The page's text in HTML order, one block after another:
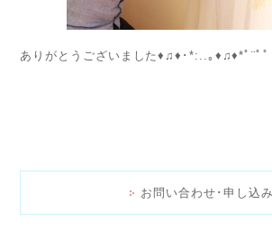
ありがとうございました♦♫♦･*:..｡♦♫♦*ﾟ¨ﾟ
お問い合わせ･申し込み